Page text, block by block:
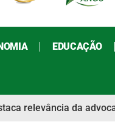
EDUCAÇÃO
relevância da